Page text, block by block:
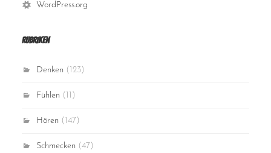
WordPress.org
Rubriken
Denken (123)
Fühlen (11)
Hören (147)
Schmecken (47)